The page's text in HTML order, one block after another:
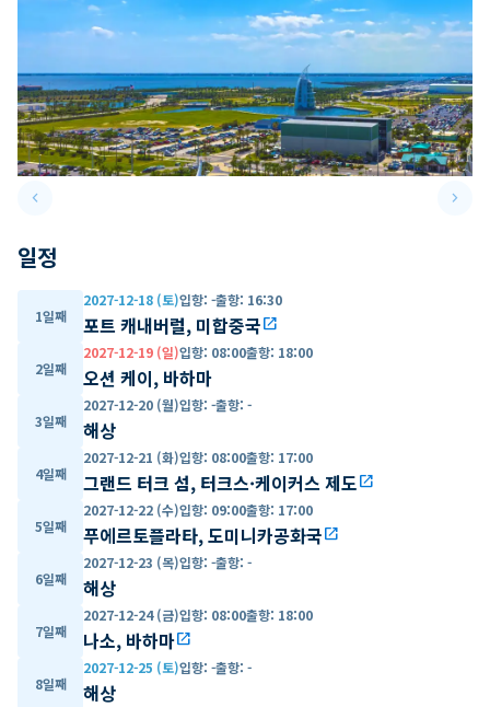
keyboard_arrow_leftPrevious slide keyboard_arrow_right
일정
1일째
2027-12-18 (토)입항: -출항: 16:30
포트 캐내버럴, 미합중국open_in_new
2일째
2027-12-19 (일)입항: 08:00출항: 18:00
오션 케이, 바하마
3일째
2027-12-20 (월)입항: -출항: -
해상
4일째
2027-12-21 (화)입항: 08:00출항: 17:00
그랜드 터크 섬, 터크스·케이커스 제도open_in_new
5일째
2027-12-22 (수)입항: 09:00출항: 17:00
푸에르토플라타, 도미니카공화국open_in_new
6일째
2027-12-23 (목)입항: -출항: -
해상
7일째
2027-12-24 (금)입항: 08:00출항: 18:00
나소, 바하마open_in_new
8일째
2027-12-25 (토)입항: -출항: -
해상